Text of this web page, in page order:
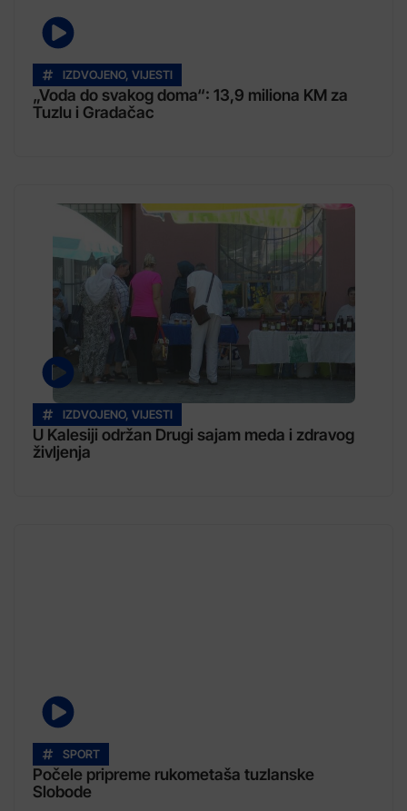
IZDVOJENO, VIJESTI
„Voda do svakog doma“: 13,9 miliona KM za
Tuzlu i Gradačac
IZDVOJENO, VIJESTI
U Kalesiji održan Drugi sajam meda i zdravog
življenja
SPORT
Počele pripreme rukometaša tuzlanske
Slobode